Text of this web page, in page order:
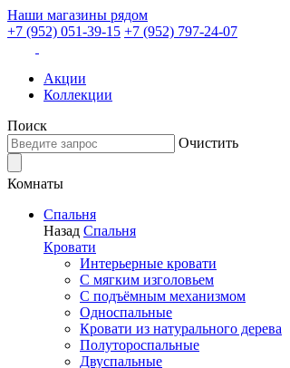
Наши магазины рядом
+7 (952) 051-39-15 +7 (952) 797-24-07
Акции
Коллекции
Поиск
Очистить
Комнаты
Спальня
Назад Спальня
Кровати
Интерьерные кровати
С мягким изголовьем
С подъёмным механизмом
Односпальные
Кровати из натурального дерева
Полутороспальные
Двуспальные